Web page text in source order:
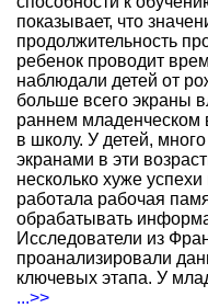
показывает, что
продолжительность
ребенок проводит
наблюдали детей от
больше всего экраны
раннем младенческом
в школу. У детей,
экранами в эти
несколько хуже
работала рабочая
обрабатывать
Исследователи из
проанализировали
ключевых этапа. У
...>>